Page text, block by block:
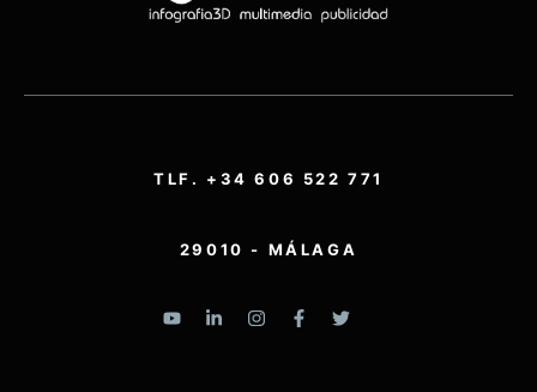
TLF. +34 606 522 771
29010 - MÁLAGA